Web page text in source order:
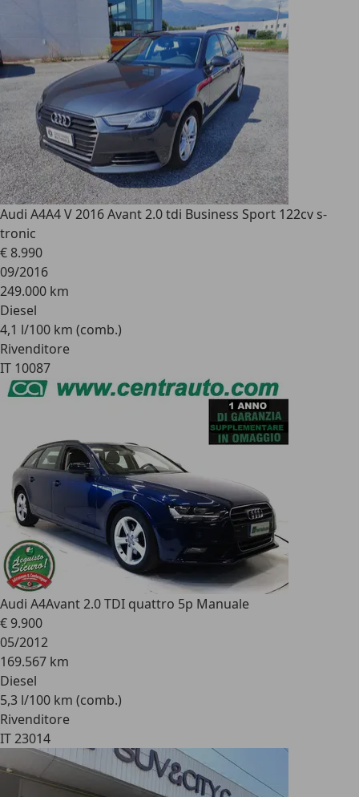
Audi A4A4 V 2016 Avant 2.0 tdi Business Sport 122cv s-
tronic
€ 8.990
09/2016
249.000 km
Diesel
4,1 l/100 km (comb.)
Rivenditore
IT 10087
Audi A4Avant 2.0 TDI quattro 5p Manuale
€ 9.900
05/2012
169.567 km
Diesel
5,3 l/100 km (comb.)
Rivenditore
IT 23014